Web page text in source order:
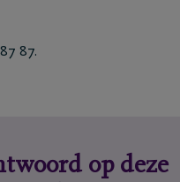
87.
op deze